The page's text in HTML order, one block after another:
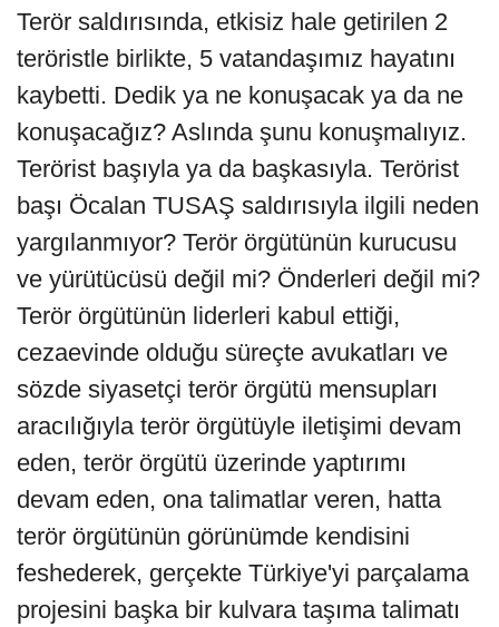
Terör saldırısında, etkisiz hale getirilen 2
teröristle birlikte, 5 vatandaşımız hayatını
kaybetti. Dedik ya ne konuşacak ya da ne
konuşacağız? Aslında şunu konuşmalıyız.
Terörist başıyla ya da başkasıyla. Terörist
başı Öcalan TUSAŞ saldırısıyla ilgili neden
yargılanmıyor? Terör örgütünün kurucusu
ve yürütücüsü değil mi? Önderleri değil mi?
Terör örgütünün liderleri kabul ettiği,
cezaevinde olduğu süreçte avukatları ve
sözde siyasetçi terör örgütü mensupları
aracılığıyla terör örgütüyle iletişimi devam
eden, terör örgütü üzerinde yaptırımı
devam eden, ona talimatlar veren, hatta
terör örgütünün görünümde kendisini
feshederek, gerçekte Türkiye'yi parçalama
projesini başka bir kulvara taşıma talimatı